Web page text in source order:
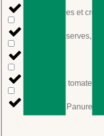
Autres sauces et
Coulis, Conserves,
Sauces à la tomate
Semoule et Panure